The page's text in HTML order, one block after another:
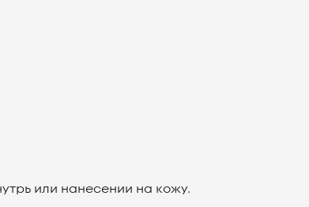
или нанесении на кожу.